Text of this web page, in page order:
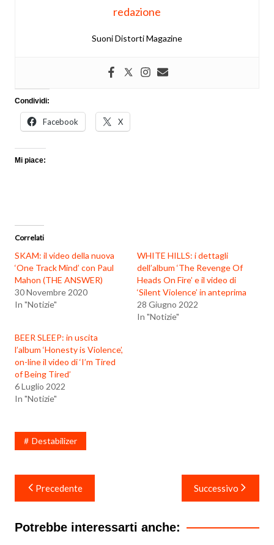
redazione
Suoni Distorti Magazine
Condividi:
Facebook X
Mi piace:
Correlati
SKAM: il video della nuova
‘One Track Mind’ con Paul
Mahon (THE ANSWER)
30 Novembre 2020
In "Notizie"
WHITE HILLS: i dettagli
dell’album ‘The Revenge Of
Heads On Fire’ e il video di
‘Silent Violence’ in anteprima
28 Giugno 2022
In "Notizie"
BEER SLEEP: in uscita
l’album ‘Honesty is Violence’,
on-line il video di ‘I’m Tired
of Being Tired’
6 Luglio 2022
In "Notizie"
Destabilizer
Navigazione
articoli
Precedente Successivo
Potrebbe interessarti anche: